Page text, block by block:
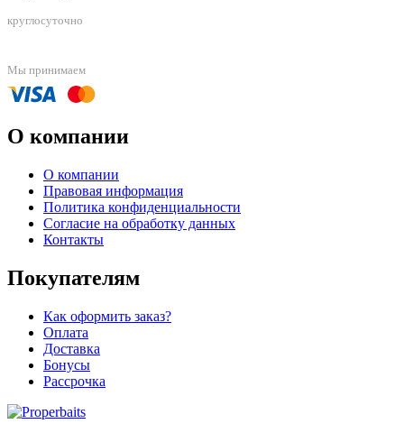
круглосуточно
Мы принимаем
О компании
О компании
Правовая информация
Политика конфиденциальности
Согласие на обработку данных
Контакты
Покупателям
Как оформить заказ?
Оплата
Доставка
Бонусы
Рассрочка